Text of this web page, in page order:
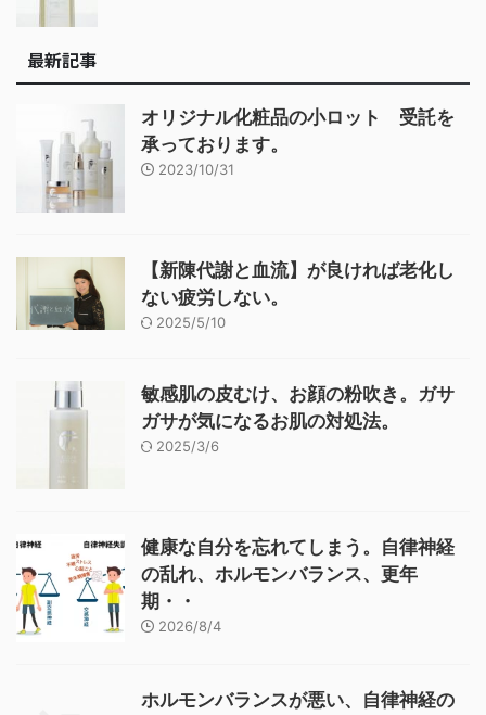
最新記事
オリジナル化粧品の小ロット 受託を
承っております。
2023/10/31
【新陳代謝と血流】が良ければ老化し
ない疲労しない。
2025/5/10
敏感肌の皮むけ、お顔の粉吹き。ガサ
ガサが気になるお肌の対処法。
2025/3/6
健康な自分を忘れてしまう。自律神経
の乱れ、ホルモンバランス、更年
期・・
2026/8/4
ホルモンバランスが悪い、自律神経の